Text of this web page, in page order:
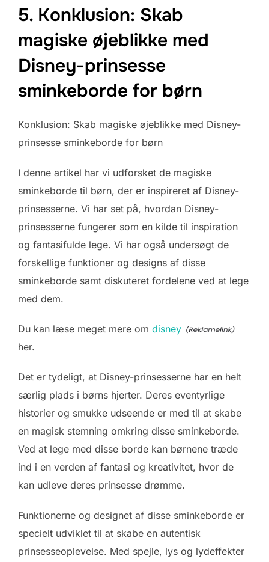
5. Konklusion: Skab
magiske øjeblikke med
Disney-prinsesse
sminkeborde for børn
Konklusion: Skab magiske øjeblikke med Disney-
prinsesse sminkeborde for børn
I denne artikel har vi udforsket de magiske
sminkeborde til børn, der er inspireret af Disney-
prinsesserne. Vi har set på, hvordan Disney-
prinsesserne fungerer som en kilde til inspiration
og fantasifulde lege. Vi har også undersøgt de
forskellige funktioner og designs af disse
sminkeborde samt diskuteret fordelene ved at lege
med dem.
Du kan læse meget mere om disney
her.
Det er tydeligt, at Disney-prinsesserne har en helt
særlig plads i børns hjerter. Deres eventyrlige
historier og smukke udseende er med til at skabe
en magisk stemning omkring disse sminkeborde.
Ved at lege med disse borde kan børnene træde
ind i en verden af fantasi og kreativitet, hvor de
kan udleve deres prinsesse drømme.
Funktionerne og designet af disse sminkeborde er
specielt udviklet til at skabe en autentisk
prinsesseoplevelse. Med spejle, lys og lydeffekter